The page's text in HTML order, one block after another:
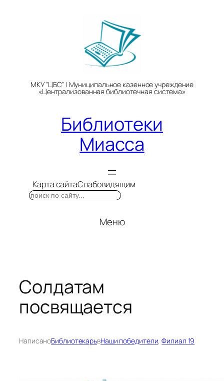
МКУ "ЦБС" | Муниципальное казенное учреждение
«Централизованная библиотечная система»
Библиотеки
Миасса
Карта сайтаСлабовидящим
Поиск
Меню
Солдатам
посвящается
НаписаноБиблиотекарьвНаши победители, Филиал 19